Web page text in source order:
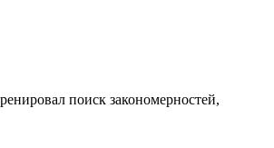
поиск закономерностей,